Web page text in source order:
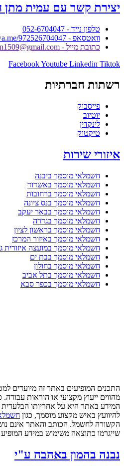
יצירת קשר עם עמית
טלפון נייד - 052-6704047
וואטסאפ - https://wa.me/972526704047
כתובת מייל - amitmatan1509@gmail.com
FacebookYoutube Linkedin Tiktok
רשתות חברתיות
פייסבוק
יוטיוב
לינקדין
טיקטוק
איזורי שירות
חשמלאי מוסמך ביבנה
חשמלאי מוסמך באשדוד
חשמלאי מוסמך ברחובות
חשמלאי מוסמך בנס ציונה
חשמלאי מוסמך בבאר יעקב
חשמלאי מוסמך בגדרה
חשמלאי מוסמך בראשון לציון
חשמלאי מוסמך באיזור המרכז
חשמלאי מוסמך במועצה איזורית
חשמלאי מוסמך בבת ים
חשמלאי מוסמך בחולון
חשמלאי מוסמך בתל אביב
חשמלאי מוסמך בכפר סבא
התכנים המופיעים באתר זה מיועדים
מהווים ייעוץ מקצועי או הוראות
המידע באתר היא על אחריותו
להיוועץ באיש מקצוע מוסמך, כגון
הקשורה לחשמל. הכותב והאתר אינם
שייגרמו כתוצאה משימוש במידע
נבנה בהמון באהבה ע"י